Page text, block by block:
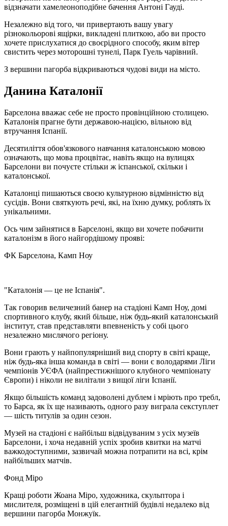
відзначати хамелеоноподібне бачення Антоні Гауді.
Незалежно від того, чи привертають вашу увагу
різнокольорові ящірки, викладені плиткою, або ви просто
хочете прислухатися до своєрідного способу, яким вітер
свистить через моторошні тунелі, Парк Гуель чарівний.
З вершини пагорба відкриваються чудові види на місто.
Данина Каталонії
Барселона вважає себе не просто провінційною столицею.
Каталонія прагне бути державою-нацією, вільною від
втручання Іспанії.
Десятиліття обов'язкового навчання каталонською мовою
означають, що мова процвітає, навіть якщо на вулицях
Барселони ви почуєте стільки ж іспанської, скільки і
каталонської.
Каталонці пишаються своєю культурною відмінністю від
сусідів. Вони святкують речі, які, на їхню думку, роблять їх
унікальними.
Ось чим зайнятися в Барселоні, якщо ви хочете побачити
каталонізм в його найгордішому прояві:
ФК Барселона, Камп Ноу
"Каталонія — це не Іспанія".
Так говорив величезний банер на стадіоні Камп Ноу, домі
спортивного клубу, який більше, ніж будь-який каталонський
інститут, став представляти впевненість у собі цього
незалежно мислячого регіону.
Вони грають у найпопулярніший вид спорту в світі краще,
ніж будь-яка інша команда в світі — вони є володарями Ліги
чемпіонів УЄФА (найпрестижнішого клубного чемпіонату
Європи) і ніколи не вилітали з вищої ліги Іспанії.
Якщо більшість команд задоволені дублем і мріють про требл,
то Барса, як їх ще називають, одного разу виграла секступлет
— шість титулів за один сезон.
Музей на стадіоні є найбільш відвідуваним з усіх музеїв
Барселони, і хоча недавній успіх зробив квитки на матчі
важкодоступними, зазвичай можна потрапити на всі, крім
найбільших матчів.
Фонд Міро
Кращі роботи Жоана Міро, художника, скульптора і
мислителя, розміщені в цій елегантній будівлі недалеко від
вершини пагорба Монжуїк.